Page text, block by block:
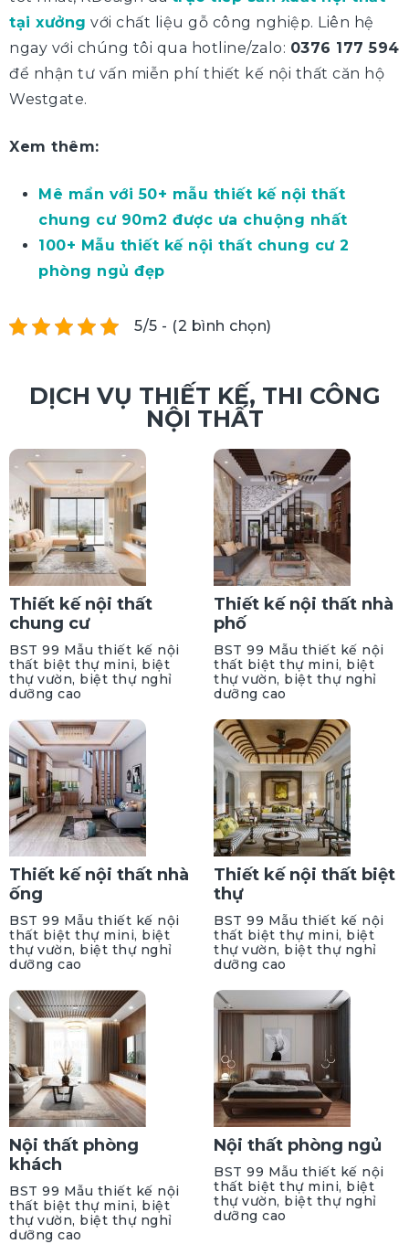
tại xưởng với chất liệu gỗ công nghiệp. Liên hệ
ngay với chúng tôi qua hotline/zalo: 0376 177 594
để nhận tư vấn miễn phí thiết kế nội thất căn hộ
Westgate.
Xem thêm:
Mê mẩn với 50+ mẫu thiết kế nội thất
chung cư 90m2 được ưa chuộng nhất
100+ Mẫu thiết kế nội thất chung cư 2
phòng ngủ đẹp
5/5 - (2 bình chọn)
DỊCH VỤ THIẾT KẾ, THI CÔNG
NỘI THẤT
Thiết kế nội thất
chung cư
BST 99 Mẫu thiết kế nội
thất biệt thự mini, biệt
thự vườn, biệt thự nghỉ
dưỡng cao
Thiết kế nội thất nhà
phố
BST 99 Mẫu thiết kế nội
thất biệt thự mini, biệt
thự vườn, biệt thự nghỉ
dưỡng cao
Thiết kế nội thất nhà
ống
BST 99 Mẫu thiết kế nội
thất biệt thự mini, biệt
thự vườn, biệt thự nghỉ
dưỡng cao
Thiết kế nội thất biệt
thự
BST 99 Mẫu thiết kế nội
thất biệt thự mini, biệt
thự vườn, biệt thự nghỉ
dưỡng cao
Nội thất phòng
khách
BST 99 Mẫu thiết kế nội
thất biệt thự mini, biệt
thự vườn, biệt thự nghỉ
dưỡng cao
Nội thất phòng ngủ
BST 99 Mẫu thiết kế nội
thất biệt thự mini, biệt
thự vườn, biệt thự nghỉ
dưỡng cao